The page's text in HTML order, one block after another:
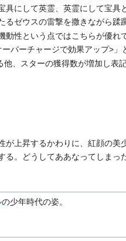
にして英霊、英霊にして宝具
ゼウスの雷撃を撒きながら蹂
性という点ではこちらが優れ
バーチャージで効果アップ>」
、スターの獲得数が増加し表
が上昇するかわりに、紅顔の美
る。どうしてああなってしま
の少年時代の姿。